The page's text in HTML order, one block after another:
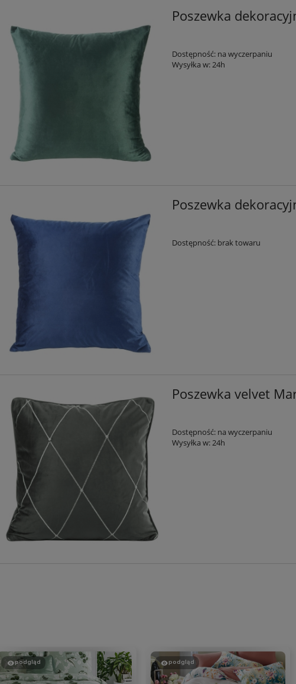
Komplet pościeli dwustronnej 200x220
Cena regularna:
Najniższa cena:
Poszewka
Dostępność: na wyczerpaniu
Wysyłka w: 24h
Poszewka
Dostępność: brak towaru
Poszewka velvet
Dostępność: na wyczerpaniu
Wysyłka w:24h
podgląd podgląd